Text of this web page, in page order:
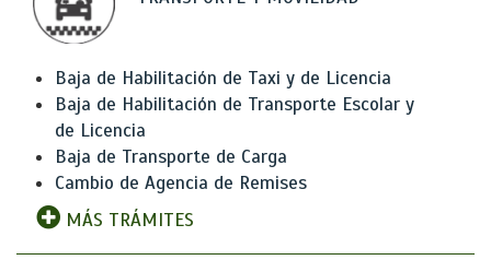
Baja de Habilitación de Taxi y de Licencia
Baja de Habilitación de Transporte Escolar y
de Licencia
Baja de Transporte de Carga
Cambio de Agencia de Remises
MÁS TRÁMITES